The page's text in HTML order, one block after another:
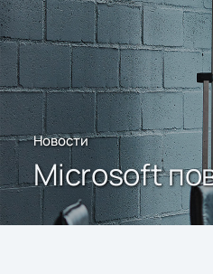
Новости
Microsoft